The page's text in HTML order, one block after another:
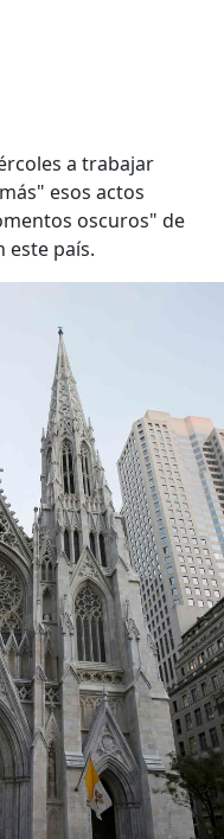
a trabajar
esos actos
oscuros" de
este país.